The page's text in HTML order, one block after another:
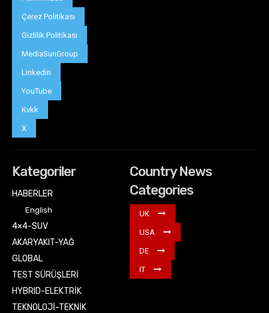
Çerez Politikası
Gizlilik Politikası
MediaSunGroup
Linkedin
YouTube
Kvkk
X
Kategoriler
HABERLER
English
4×4-SUV
AKARYAKIT-YAĞ
GLOBAL
TEST SÜRÜŞLERİ
HYBRID-ELEKTRİK
TEKNOLOJİ-TEKNİK
Country News
Categories
UK
USA
DE
IT